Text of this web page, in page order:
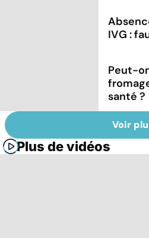
IVG :
Peut-
santé ?
Voir
Plus de vidéos